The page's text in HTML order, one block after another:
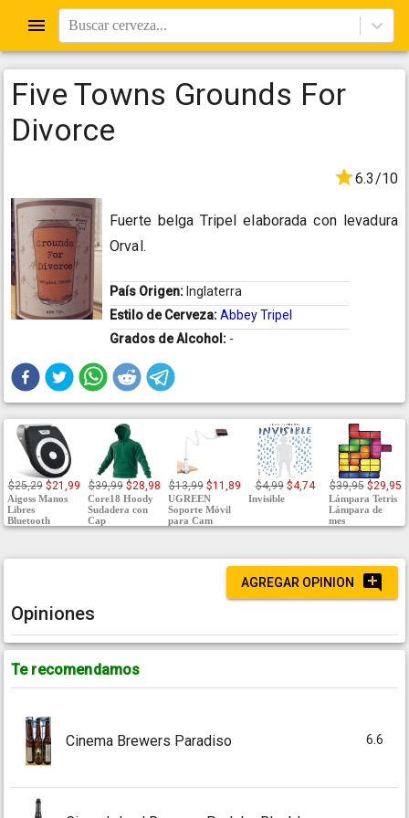
Buscar cerveza...
Five Towns Grounds For
Divorce
6.3/10
Fuerte belga Tripel elaborada con levadura
Orval.
País Origen: Inglaterra
Estilo de Cerveza:Abbey Tripel
Grados de Alcohol: -
$25,29 $21,99
Aigoss Manos
Libres
Bluetooth
$39,99 $28,98
Core18 Hoody
Sudadera con
Cap
$13,99 $11,89
UGREEN
Soporte Móvil
para Cam
$4,99 $4,74
Invisible
$39,95 $29,95
Lámpara Tetris
Lámpara de
mes
AGREGAR OPINION
Opiniones
Te recomendamos
Cinema Brewers Paradiso 6.6